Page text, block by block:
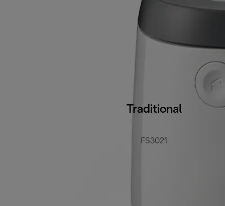
Traditional
FS3021